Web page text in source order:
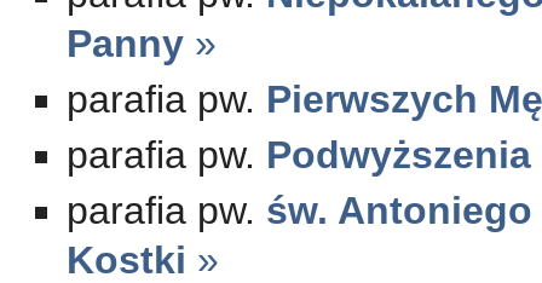
Panny »
parafia pw. Pierwszych
parafia pw.
parafia pw. św. Antoniego
Kostki »